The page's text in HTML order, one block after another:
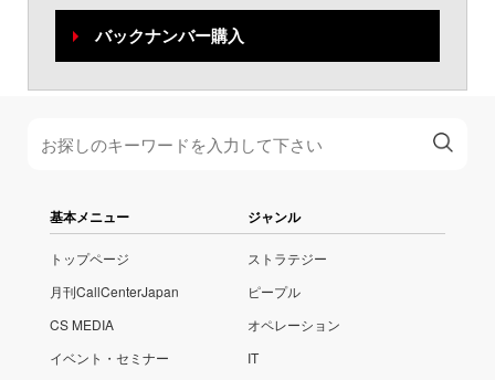
バックナンバー購入
基本メニュー
トップページ
月刊CallCenterJapan
CS MEDIA
イベント・セミナー
ジャンル
ストラテジー
ピープル
オペレーション
IT